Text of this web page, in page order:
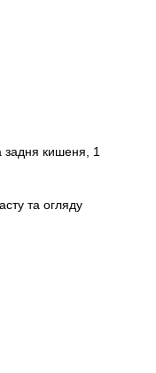
задня кишеня, 1
та огляду